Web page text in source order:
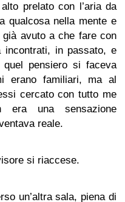
prelato con l’aria da
qualcosa nella mente e
avuto a che fare con
incontrati, in passato, e
pensiero si faceva
erano familiari, ma al
cercato con tutto me
era una sensazione
reale.
si riaccese.
un’altra sala, piena di